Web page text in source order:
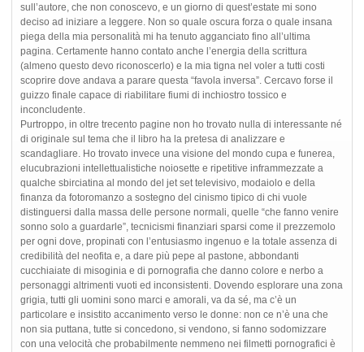
sull’autore, che non conoscevo, e un giorno di quest’estate mi sono
deciso ad iniziare a leggere. Non so quale oscura forza o quale insana
piega della mia personalità mi ha tenuto agganciato fino all’ultima
pagina. Certamente hanno contato anche l’energia della scrittura
(almeno questo devo riconoscerlo) e la mia tigna nel voler a tutti costi
scoprire dove andava a parare questa “favola inversa”. Cercavo forse il
guizzo finale capace di riabilitare fiumi di inchiostro tossico e
inconcludente.
Purtroppo, in oltre trecento pagine non ho trovato nulla di interessante né
di originale sul tema che il libro ha la pretesa di analizzare e
scandagliare. Ho trovato invece una visione del mondo cupa e funerea,
elucubrazioni intellettualistiche noiosette e ripetitive inframmezzate a
qualche sbirciatina al mondo del jet set televisivo, modaiolo e della
finanza da fotoromanzo a sostegno del cinismo tipico di chi vuole
distinguersi dalla massa delle persone normali, quelle “che fanno venire
sonno solo a guardarle”, tecnicismi finanziari sparsi come il prezzemolo
per ogni dove, propinati con l’entusiasmo ingenuo e la totale assenza di
credibilità del neofita e, a dare più pepe al pastone, abbondanti
cucchiaiate di misoginia e di pornografia che danno colore e nerbo a
personaggi altrimenti vuoti ed inconsistenti. Dovendo esplorare una zona
grigia, tutti gli uomini sono marci e amorali, va da sé, ma c’è un
particolare e insistito accanimento verso le donne: non ce n’è una che
non sia puttana, tutte si concedono, si vendono, si fanno sodomizzare
con una velocità che probabilmente nemmeno nei filmetti pornografici è